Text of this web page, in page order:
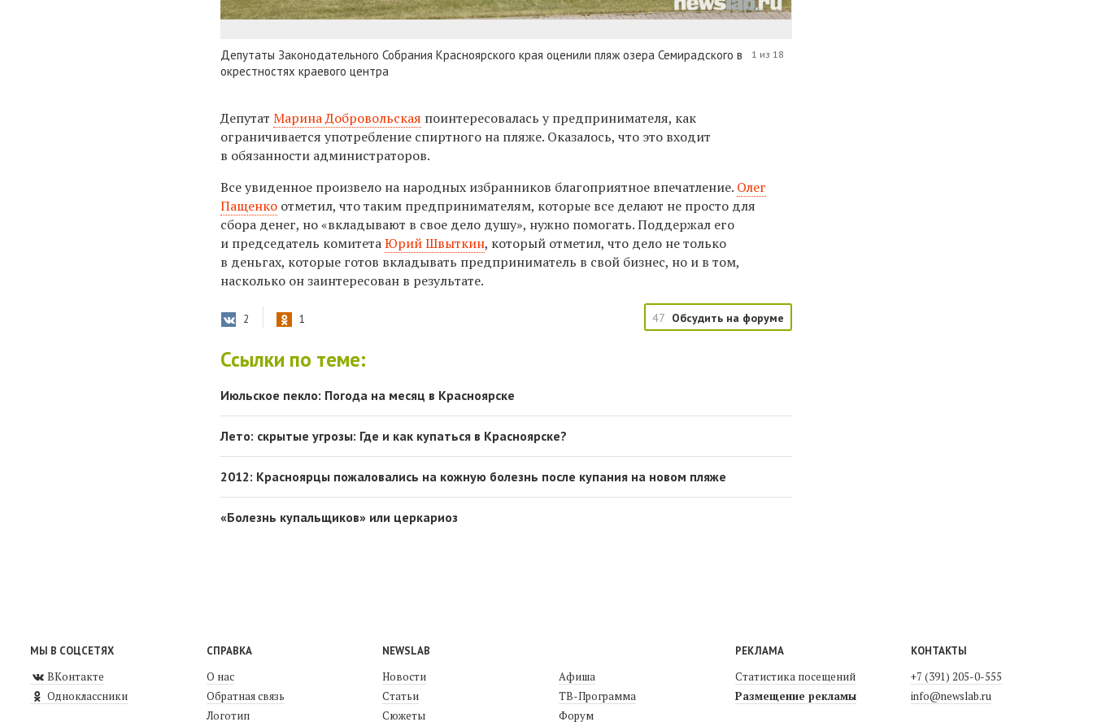
Депутаты Законодательного Собрания Красноярского края оценили пляж озера Семирадского в
окрестностях краевого центра
1 из 18
ДепутатМарина Добровольская поинтересовалась у предпринимателя, как
ограничивается употребление спиртного на пляже. Оказалось, что это входит
в обязанности администраторов.
Все увиденное произвело на народных избранников благоприятное впечатление. Олег
Пащенко отметил, что таким предпринимателям, которые все делают не просто для
сбора денег, но «вкладывают в свое дело душу», нужно помогать. Поддержал его
и председатель комитетаЮрий Швыткин, который отметил, что дело не только
в деньгах, которые готов вкладывать предприниматель в свой бизнес, но и в том,
насколько он заинтересован в результате.
2 1 47 Обсудить на форуме
Ссылки по теме:
Июльское пекло: Погода на месяц в Красноярске
Лето: скрытые угрозы: Где и как купаться в Красноярске?
2012: Красноярцы пожаловались на кожную болезнь после купания на новом пляже
«Болезнь купальщиков» или церкариоз
МЫ В СОЦСЕТЯХ
ВКонтакте
Одноклассники
СПРАВКА
О нас
Обратная связь
Логотип
NEWSLAB
Новости
Статьи
Сюжеты
Афиша
ТВ-Программа
Форум
РЕКЛАМА
Статистика посещений
Размещение рекламы
КОНТАКТЫ
+7 (391) 205-0-555
info@newslab.ru